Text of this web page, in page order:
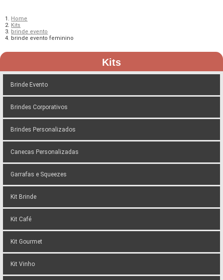
Home
Kits
brinde evento
brinde evento feminino
Kits
Brinde Evento
Brindes Corporativos
Brindes Personalizados
Canecas Personalizadas
Garrafas e Squeezes
Kit Brinde
Kit Café
Kit Gourmet
Kit Vinho